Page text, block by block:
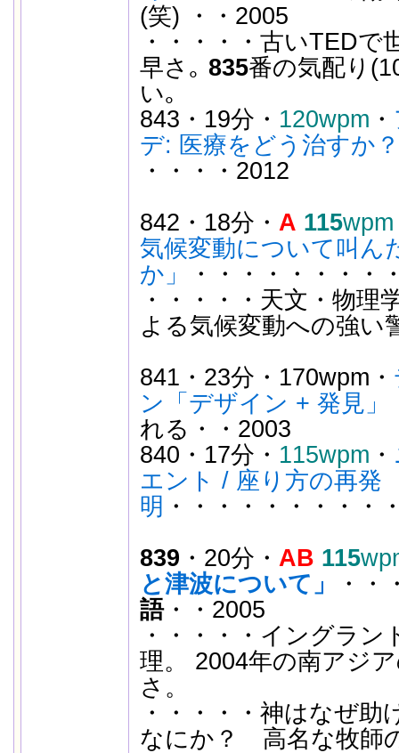
(笑) ・・2005
・・・・・古いTED
早さ｡ 835番の気配り
い｡
843・19分・ 120wpm ・
デ: 医療をどう治すか？
・・・・2012
842・18分・ A 115wpm
気候変動について叫ん
か」
・・・・・・・・
・・・・・天文・物理
よる気候変動への強い
841・23分・170wpm・
ン「デザイン + 発見」
れる・・2003
840・17分・ 115wpm ・
エント / 座り方の再発
明 ・・・・・・・・・
839 ・20分・ AB 115
と津波について」
・・
語・・2005
・・・・・イングラン
理。 2004年の南アジ
さ。
・・・・・神はなぜ助
なにか？ 高名な牧師